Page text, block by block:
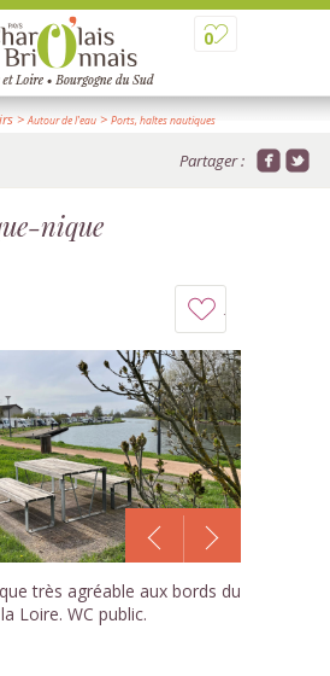
0
>Autour de l'eau > Ports, haltes nautiques
Partager :
nique
à
mon
carnet
1 /2
très agréable aux bords du
Loire. WC public.